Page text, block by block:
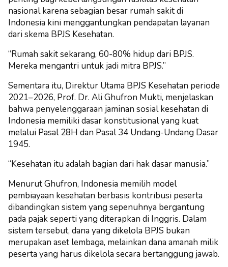
nasional karena sebagian besar rumah sakit di
Indonesia kini menggantungkan pendapatan layanan
dari skema BPJS Kesehatan.
“Rumah sakit sekarang, 60-80% hidup dari BPJS.
Mereka mengantri untuk jadi mitra BPJS.”
Sementara itu, Direktur Utama BPJS Kesehatan periode
2021–2026, Prof. Dr. Ali Ghufron Mukti, menjelaskan
bahwa penyelenggaraan jaminan sosial kesehatan di
Indonesia memiliki dasar konstitusional yang kuat
melalui Pasal 28H dan Pasal 34 Undang-Undang Dasar
1945.
“Kesehatan itu adalah bagian dari hak dasar manusia.”
Menurut Ghufron, Indonesia memilih model
pembiayaan kesehatan berbasis kontribusi peserta
dibandingkan sistem yang sepenuhnya bergantung
pada pajak seperti yang diterapkan di Inggris. Dalam
sistem tersebut, dana yang dikelola BPJS bukan
merupakan aset lembaga, melainkan dana amanah milik
peserta yang harus dikelola secara bertanggung jawab.